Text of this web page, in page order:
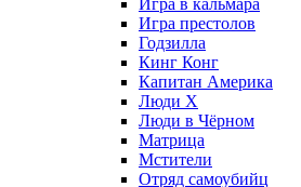
Игра в кальмара
Игра престолов
Годзилла
Кинг Конг
Капитан Америка
Люди X
Люди в Чёрном
Матрица
Мстители
Отряд самоубийц